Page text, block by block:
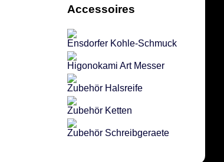
Accessoires
Ensdorfer Kohle-Schmuck
Higonokami Art Messer
Zubehör Halsreife
Zubehör Ketten
Zubehör Schreibgeraete